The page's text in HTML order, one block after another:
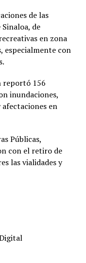
de las
de
en zona
especialmente con
reportó 156
inundaciones,
en
Públicas,
con el retiro de
las vialidades y